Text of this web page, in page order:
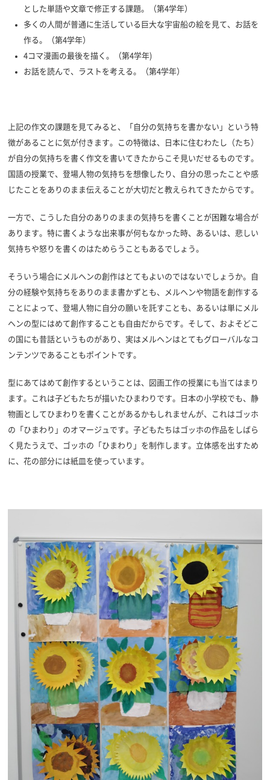
とした単語や文章で修正する課題。（第4学年）
多くの人間が普通に生活している巨大な宇宙船の絵を見て、お話を
作る。（第4学年）
4コマ漫画の最後を描く。（第4学年)
お話を読んで、ラストを考える。（第4学年）
上記の作文の課題を見てみると、「自分の気持ちを書かない」という特
徴があることに気が付きます。この特徴は、日本に住むわたし（たち）
が自分の気持ちを書く作文を書いてきたからこそ見いだせるものです。
国語の授業で、登場人物の気持ちを想像したり、自分の思ったことや感
じたことをありのまま伝えることが大切だと教えられてきたからです。
一方で、こうした自分のありのままの気持ちを書くことが困難な場合が
あります。特に書くような出来事が何もなかった時、あるいは、悲しい
気持ちや怒りを書くのはためらうこともあるでしょう。
そういう場合にメルヘンの創作はとてもよいのではないでしょうか。自
分の経験や気持ちをありのまま書かずとも、メルヘンや物語を創作する
ことによって、登場人物に自分の願いを託すことも、あるいは単にメル
ヘンの型にはめて創作することも自由だからです。そして、およそどこ
の国にも昔話というものがあり、実はメルヘンはとてもグローバルなコ
ンテンツであることもポイントです。
型にあてはめて創作するということは、図画工作の授業にも当てはまり
ます。これは子どもたちが描いたひまわりです。日本の小学校でも、静
物画としてひまわりを書くことがあるかもしれませんが、これはゴッホ
の「ひまわり」のオマージュです。子どもたちはゴッホの作品をしばら
く見たうえで、ゴッホの「ひまわり」を制作します。立体感を出すため
に、花の部分には紙皿を使っています。